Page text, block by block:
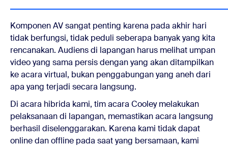
Komponen AV sangat penting karena pada akhir hari
tidak berfungsi, tidak peduli seberapa banyak yang kita
rencanakan. Audiens di lapangan harus melihat umpan
video yang sama persis dengan yang akan ditampilkan
ke acara virtual, bukan penggabungan yang aneh dari
apa yang terjadi secara langsung.
Di acara hibrida kami, tim acara Cooley melakukan
pelaksanaan di lapangan, memastikan acara langsung
berhasil diselenggarakan. Karena kami tidak dapat
online dan offline pada saat yang bersamaan, kami